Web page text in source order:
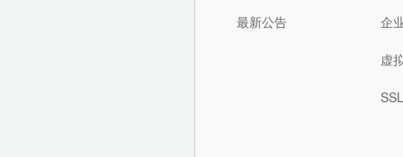
最新公告 企
虚